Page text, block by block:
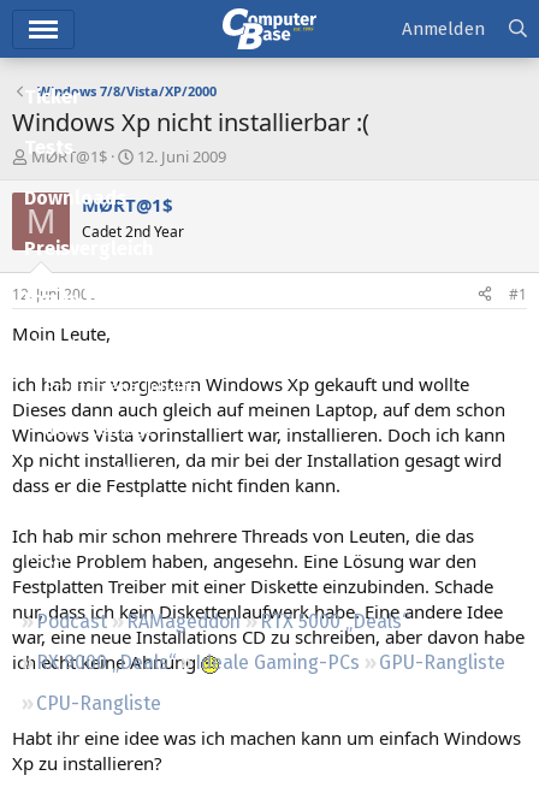
Ticker
Tests
Downloads
Preisvergleich
Forum
Aktuelles
Empfohlene Inhalte
Neue Beiträge
Neueste Aktivitäten
Regeln
Podcast RAMageddon
RTX 5000 „Deals“
RX 9000 „Deals“
Ideale Gaming-PCs
GPU-Rangliste
CPU-Rangliste
Anmelden
Windows 7/8/Vista/XP/2000
Windows Xp nicht installierbar :(
E
s
t
e
e
r
MØRT@1$
E
s
t
e
t
12. Juni 2009
M MØRT@1$
Cadet 2nd Year
12. Juni 2009 #1
Moin Leute,
ich hab mir vorgestern Windows Xp gekauft und wollte
Dieses dann auch gleich auf meinen Laptop, auf dem schon
Windows Vista vorinstalliert war, installieren. Doch ich kann
Xp nicht installieren, da mir bei der Installation gesagt wird
dass er die Festplatte nicht finden kann.
Ich hab mir schon mehrere Threads von Leuten, die das
gleiche Problem haben, angesehn. Eine Lösung war den
Festplatten Treiber mit einer Diskette einzubinden. Schade
nur, dass ich kein Diskettenlaufwerk habe. Eine andere Idee
war, eine neue Installations CD zu schreiben, aber davon habe
ich echt keine Ahnung
Habt ihr eine idee was ich machen kann um einfach Windows
Xp zu installieren?